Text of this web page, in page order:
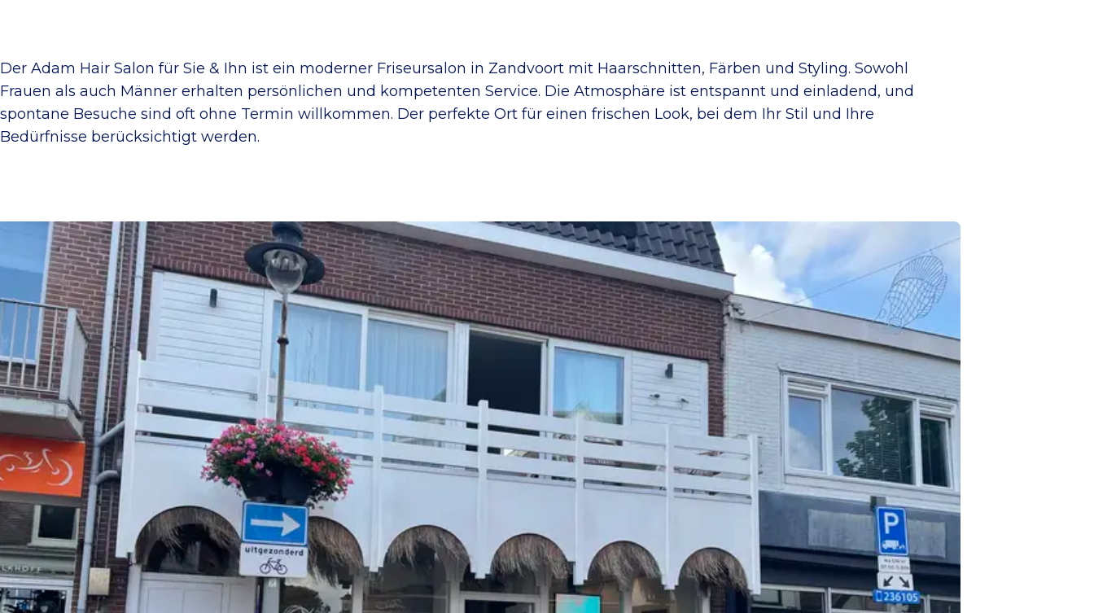
Der Adam Hair Salon für Sie & Ihn ist ein moderner Friseursalon in Zandvoort mit Haarschnitten, Färben und Styling. Sowohl
Frauen als auch Männer erhalten persönlichen und kompetenten Service. Die Atmosphäre ist entspannt und einladend, und
spontane Besuche sind oft ohne Termin willkommen. Der perfekte Ort für einen frischen Look, bei dem Ihr Stil und Ihre
Bedürfnisse berücksichtigt werden.